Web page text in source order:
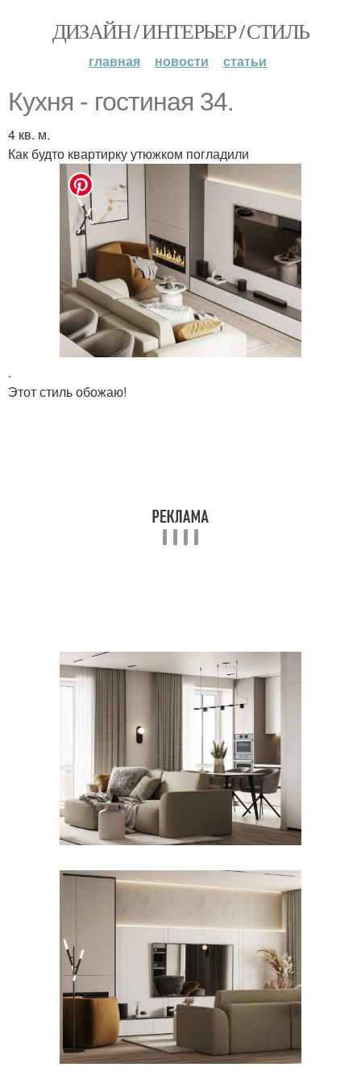
ДИЗАЙН / ИНТЕРЬЕР / СТИЛЬ
главная новости статьи
Кухня - гостиная 34.
4 кв. м.
Как будто квартирку утюжком погладили
.
Этот стиль обожаю!